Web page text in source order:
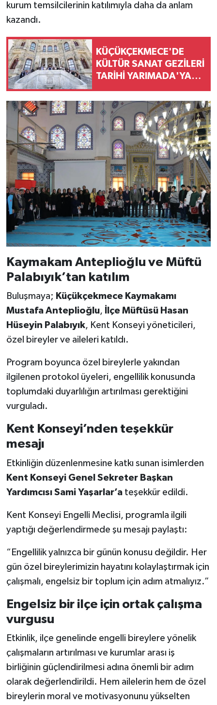
kurum temsilcilerinin katılımıyla daha da anlam
kazandı.
KÜÇÜKÇEKMECE'DE
KÜLTÜR SANAT GEZİLERİ
TARİHİ YARIMADA'YA
Kaymakam Anteplioğlu ve Müftü
Palabıyık’tan katılım
Buluşmaya; Küçükçekmece Kaymakamı
Mustafa Anteplioğlu,
İlçe Müftüsü Hasan
Hüseyin Palabıyık, Kent Konseyi yöneticileri,
özel bireyler ve aileleri katıldı.
Program boyunca özel bireylerle yakından
ilgilenen protokol üyeleri, engellilik konusunda
toplumdaki duyarlılığın artırılması gerektiğini
vurguladı.
Kent Konseyi’nden teşekkür
mesajı
Etkinliğin düzenlenmesine katkı sunan isimlerden
Kent Konseyi Genel Sekreter Başkan
Yardımcısı Sami Yaşarlar’ateşekkür edildi.
Kent Konseyi Engelli Meclisi, programla ilgili
yaptığı değerlendirmede şu mesajı paylaştı:
“Engellilik yalnızca bir günün konusu değildir. Her
gün özel bireylerimizin hayatını kolaylaştırmak için
çalışmalı, engelsiz bir toplum için adım atmalıyız.”
Engelsiz bir ilçe için ortak çalışma
vurgusu
Etkinlik, ilçe genelinde engelli bireylere yönelik
çalışmaların artırılması ve kurumlar arası iş
birliğinin güçlendirilmesi adına önemli bir adım
olarak değerlendirildi. Hem ailelerin hem de özel
bireylerin moral ve motivasyonunu yükselten